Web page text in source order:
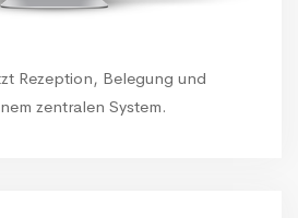
Rezeption, Belegung und
zentralen System.